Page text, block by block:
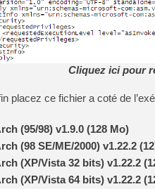
Cliquez ici pour
placez ce fichier a coté de
(95/98) v1.9.0 (128 Mo)
(98 SE/ME/2000) v1.22.2
(XP/Vista 32 bits) v1.22.2
(XP/Vista 64 bits) v1.22.2